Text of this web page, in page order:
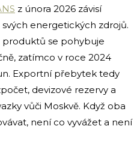
z února 2026 závisí
energetických zdrojů.
se pohybuje
zatímco v roce 2024
Exportní přebytek tedy
devizové rezervy a
vůči Moskvě. Když oba
není co vyvážet a není